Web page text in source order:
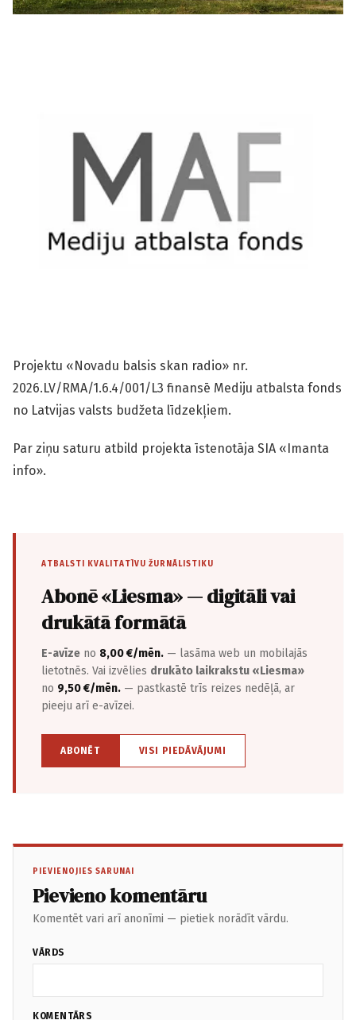
Projektu «Novadu balsis skan radio» nr.
2026.LV/RMA/1.6.4/001/L3 finansē Mediju atbalsta fonds
no Latvijas valsts budžeta līdzekļiem.
Par ziņu saturu atbild projekta īstenotāja SIA «Imanta
info».
ATBALSTI KVALITATĪVU ŽURNĀLISTIKU
Abonē «Liesma» — digitāli vai
drukātā formātā
E-avīze no 8,00 €/mēn. — lasāma web un mobilajās
lietotnēs. Vai izvēlies drukāto laikrakstu «Liesma»
no 9,50 €/mēn. — pastkastē trīs reizes nedēļā, ar
pieeju arī e-avīzei.
ABONĒT VISI PIEDĀVĀJUMI
PIEVIENOJIES SARUNAI
Pievieno komentāru
Komentēt vari arī anonīmi — pietiek norādīt vārdu.
VĀRDS
KOMENTĀRS